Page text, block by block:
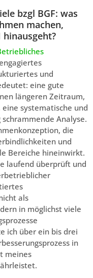
bzgl BGF: was
machen,
hinausgeht?
und
eine gute
längeren Zeitraum,
systematische und
Analyse.
die
und
Bereiche hineinwirkt.
laufend überprüft und
als
in möglichst viele
ich über ein bis drei
in
meines